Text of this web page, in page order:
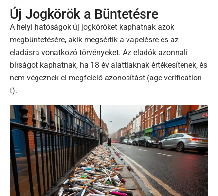
Új Jogkörök a Büntetésre
A helyi hatóságok új jogköröket kaphatnak azok
megbüntetésére, akik megsértik a vapelésre és az
eladásra vonatkozó törvényeket. Az eladók azonnali
bírságot kaphatnak, ha 18 év alattiaknak értékesítenek, és
nem végeznek el megfelelő azonosítást (age verification-
t).